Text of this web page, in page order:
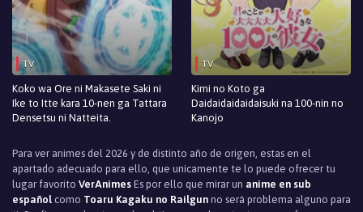
TV
Koko wa Ore ni Makasete Saki ni
Ike to Itte kara 10-nen ga Tattara
Densetsu ni Natteita.
TV
Kimi no Koto ga
Daidaidaidaidaisuki na 100-nin no
Kanojo
Para ver animes del 2026 y de distinto año de origen, estas en el
apartado adecuado para ello, que unicamente te lo puede ofrecer tu
lugar favorito VerAnimes Es por ello que mirar un anime en sub
español como Toaru Kagaku no Railgun no será problema alguno para